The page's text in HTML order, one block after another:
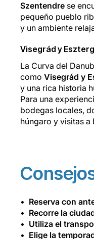
Szentendre se
pequeño pueblo
y un ambiente
Visegrád y
La Curva del
como Visegrád y
y una rica historia
Para una
bodegas locales,
húngaro y visitas
Reserva con
Recorre la
Utiliza el
Elige la